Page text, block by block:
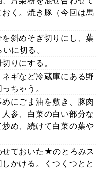
く。焼き豚（今回は馬
斜めそぎ切りにし、葉
に切る。
りにする。
ギなど冷蔵庫にある野
ちゃう。
にごま油を敷き、豚肉
参、白菜の白い部分な
め、続けて白菜の葉や
せておいた★のとろみス
かける。くつくつとと